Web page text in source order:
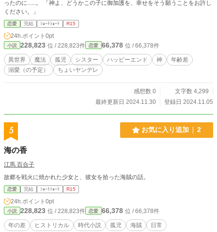
ったのに......。 「神よ、どうかこの子に御加護を、幸せをそう願うことをお許し
ください。」
恋愛 完結 ｼｮｰﾄｼｮｰﾄ R15
24h.ポイント 0pt
小説 228,823 位 / 228,823件 恋愛 66,378 位 / 66,378件
異世界 魔法 孤児 シスター ハッピーエンド 神
年齢差
溺愛（の予定）
ちょいヤンデレ
感想数 0
文字数 4,299
最終更新日 2024.11.30
登録日 2024.11.05
5 お気に入り追加 2
海の香
江馬 百合子
故郷を戦火に焼かれた少女と、彼女を拾った海賊の話。
恋愛 完結 ｼｮｰﾄｼｮｰﾄ R15
24h.ポイント 0pt
小説 228,823 位 / 228,823件 恋愛 66,378 位 / 66,378件
年の差 ヒストリカル 時代小説 孤児 海賊 日常